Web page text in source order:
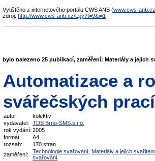
Vytištěno z internetového portálu CWS ANB (www.cws-anb.cz
zdroj: http://www.cws-anb.cz/t.py?t=9&i=1
bylo nalezeno 25 publikací, zaměření: Materiály a jejich
Automatizace a
svářečských prací
autor:
kolektiv
vydavatel:
TDS Brno-SMS,s.r.o.
rok vydání: 2005
formát:
A4
rozsah:
170 stran
zaměření:
Technologie svařování Materiály a jejich
svařování